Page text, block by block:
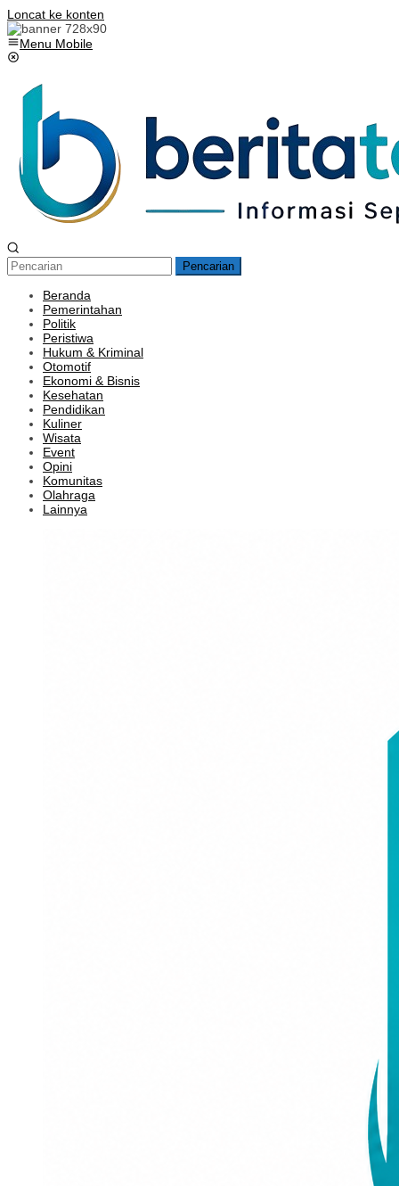
Loncat ke konten
Menu Mobile
Pencarian
Beranda
Pemerintahan
Politik
Peristiwa
Hukum & Kriminal
Otomotif
Ekonomi & Bisnis
Kesehatan
Pendidikan
Kuliner
Wisata
Event
Opini
Komunitas
Olahraga
Lainnya